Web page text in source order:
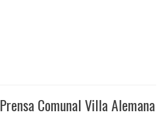
Prensa Comunal Villa Alemana